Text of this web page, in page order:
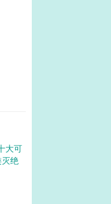
大可
灭绝